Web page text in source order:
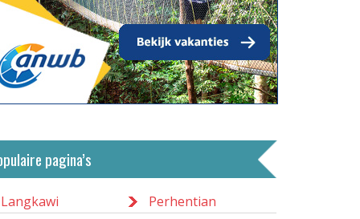
pagina’s
Langkawi
Perhentian